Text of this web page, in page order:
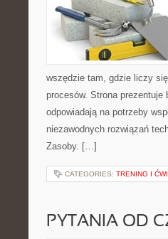
wszędzie tam, gdzie liczy
procesów. Strona prezentuje
odpowiadają na potrzeby
niezawodnych rozwiązań
Zasoby. […]
CATEGORIES: TRENING I
PYTANIA OD